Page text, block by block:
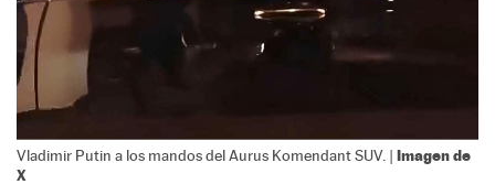
Vladimir Putin a los mandos del Aurus Komendant SUV. | Imagen de
X